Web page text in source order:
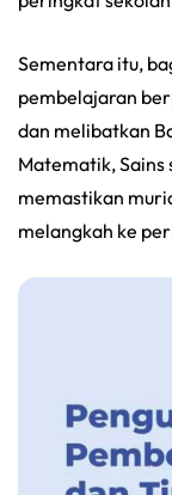
Sementara itu,
pembelajaran
dan melibatkan
Matematik, Sains
memastikan
melangkah ke